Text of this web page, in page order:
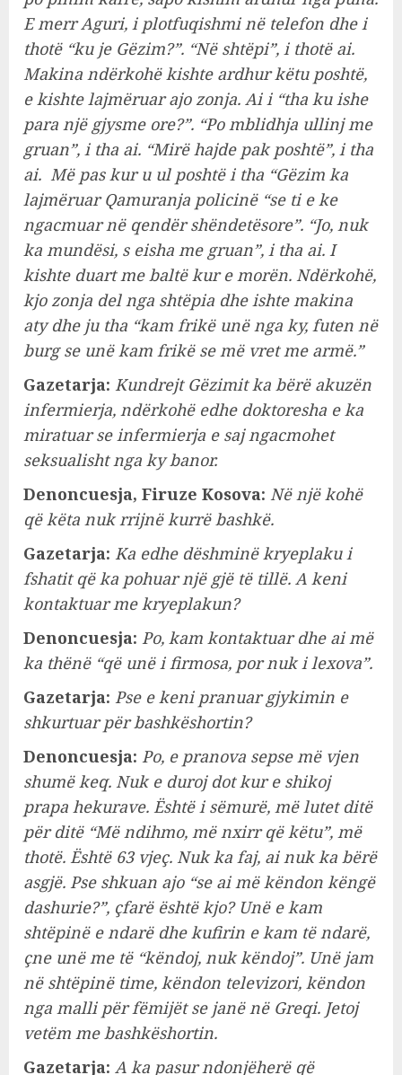
E merr Aguri, i plotfuqishmi në telefon dhe i
thotë “ku je Gëzim?”. “Në shtëpi”, i thotë ai.
Makina ndërkohë kishte ardhur këtu poshtë,
e kishte lajmëruar ajo zonja. Ai i “tha ku ishe
para një gjysme ore?”. “Po mblidhja ullinj me
gruan”, i tha ai. “Mirë hajde pak poshtë”, i tha
ai. Më pas kur u ul poshtë i tha “Gëzim ka
lajmëruar Qamuranja policinë “se ti e ke
ngacmuar në qendër shëndetësore”. “Jo, nuk
ka mundësi, s eisha me gruan”, i tha ai. I
kishte duart me baltë kur e morën. Ndërkohë,
kjo zonja del nga shtëpia dhe ishte makina
aty dhe ju tha “kam frikë unë nga ky, futen në
burg se unë kam frikë se më vret me armë.”
Gazetarja: Kundrejt Gëzimit ka bërë akuzën
infermierja, ndërkohë edhe doktoresha e ka
miratuar se infermierja e saj ngacmohet
seksualisht nga ky banor.
Denoncuesja, Firuze Kosova: Në një kohë
që këta nuk rrijnë kurrë bashkë.
Gazetarja: Ka edhe dëshminë kryeplaku i
fshatit që ka pohuar një gjë të tillë. A keni
kontaktuar me kryeplakun?
Denoncuesja: Po, kam kontaktuar dhe ai më
ka thënë “që unë i firmosa, por nuk i lexova”.
Gazetarja: Pse e keni pranuar gjykimin e
shkurtuar për bashkëshortin?
Denoncuesja: Po, e pranova sepse më vjen
shumë keq. Nuk e duroj dot kur e shikoj
prapa hekurave. Është i sëmurë, më lutet ditë
për ditë “Më ndihmo, më nxirr që këtu”, më
thotë. Është 63 vjeç. Nuk ka faj, ai nuk ka bërë
asgjë. Pse shkuan ajo “se ai më këndon këngë
dashurie?”, çfarë është kjo? Unë e kam
shtëpinë e ndarë dhe kufirin e kam të ndarë,
çne unë me të “këndoj, nuk këndoj”. Unë jam
në shtëpinë time, këndon televizori, këndon
nga malli për fëmijët se janë në Greqi. Jetoj
vetëm me bashkëshortin.
Gazetarja: A ka pasur ndonjëherë që